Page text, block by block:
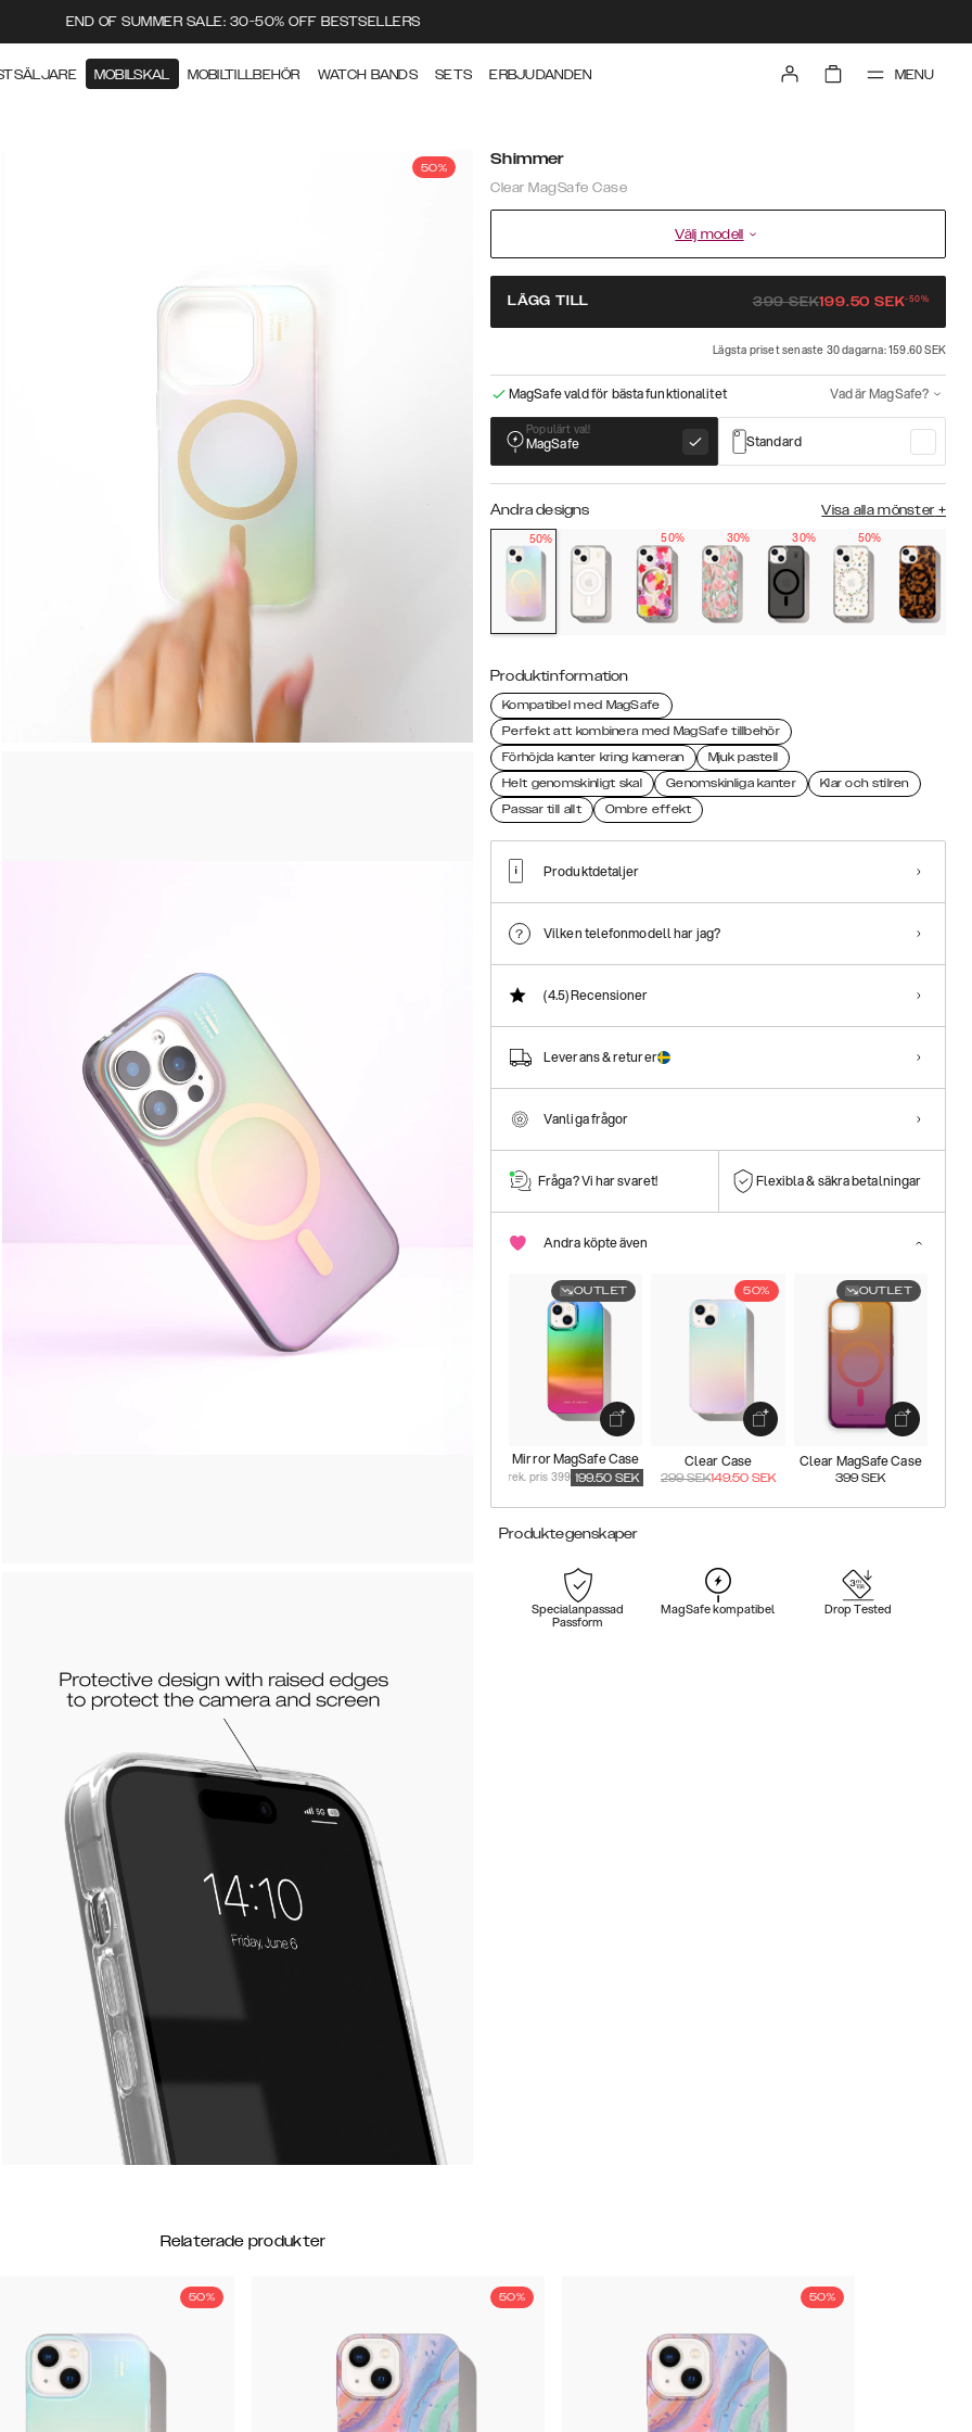
END OF SUMMER SALE: 30-50% OFF BESTSELLERS
MOBILSKAL MOBILTILLBEHÖR WATCH BANDS SETS ERBJUDANDEN MENU
50% Shimmer
Clear MagSafe Case
Välj modell
LÄGG TILL 399SEK199.50 SEK-50%
Lägsta priset senaste 30 dagarna: 159.60 SEK
MagSafe vald för bästa funktionalitet Vad är MagSafe?
Populärt val!
MagSafe Standard
Andra designs Visa alla mönster +
50%
50% 30% 30% 50%
Produktinformation
Kompatibel med MagSafe
Perfekt att kombinera med MagSafe tillbehör
Förhöjda kanter kring kameran
Mjuk pastell
Helt genomskinligt skal
Genomskinliga kanter
Klar och stilren
Passar till allt
Ombre effekt
Produktdetaljer
Vilken telefonmodell har jag?
(4.5)Recensioner
Leverans & returer
Vanliga frågor
Fråga? Vi har svaret! Flexibla & säkra betalningar
Andra köpte även
OUTLET
Mirror MagSafe Case
rek. pris 399 199.50 SEK
50%
Clear Case
299SEK149.50 SEK
OUTLET
Clear MagSafe Case
399 SEK
Produktegenskaper
Specialanpassad
Passform
MagSafe kompatibel Drop Tested
Relaterade produkter
50% 50% 50%